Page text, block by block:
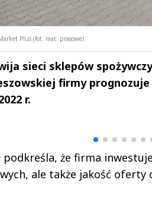
Plus (fot. mat. prasowe)
sieci sklepów
firmy
r.
podkreśla, że firma
ale także jakość